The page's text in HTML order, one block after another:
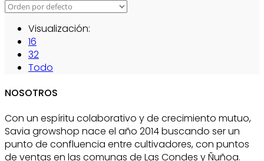
Visualización:
16
32
Todo
NOSOTROS
Con un espíritu colaborativo y de crecimiento mutuo,
Savia growshop nace el año 2014 buscando ser un
punto de confluencia entre cultivadores, con puntos
de ventas en las comunas de Las Condes y Ñuñoa.